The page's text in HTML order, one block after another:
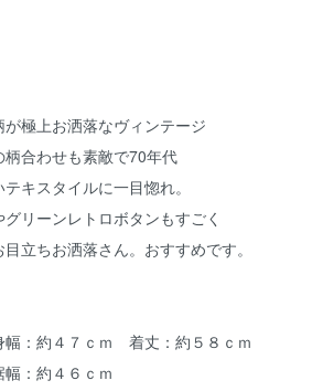
極上お洒落なヴィンテージ
合わせも素敵で70年代
キスタイルに一目惚れ。
リーンレトロボタンもすごく
立ちお洒落さん。おすすめです。
：約４７ｃｍ 着丈：約５８ｃｍ
：約４６ｃｍ